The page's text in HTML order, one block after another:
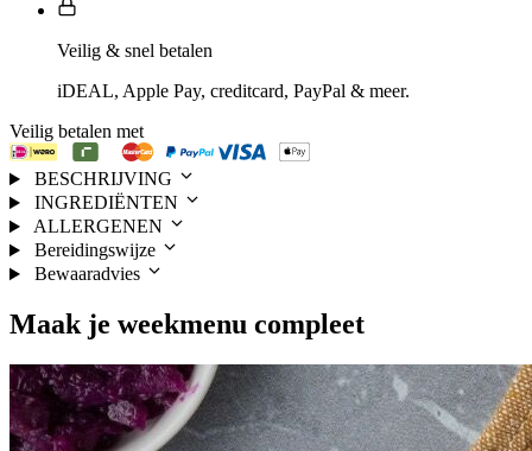
Veilig & snel betalen
iDEAL, Apple Pay, creditcard, PayPal & meer.
Veilig betalen met
BESCHRIJVING
INGREDIËNTEN
ALLERGENEN
Bereidingswijze
Bewaaradvies
Maak je weekmenu compleet